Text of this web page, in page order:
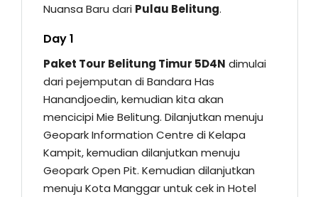
Nuansa Baru dari Pulau Belitung.
Day 1
Paket Tour Belitung Timur 5D4N dimulai
dari pejemputan di Bandara Has
Hanandjoedin, kemudian kita akan
mencicipi Mie Belitung. Dilanjutkan menuju
Geopark Information Centre di Kelapa
Kampit, kemudian dilanjutkan menuju
Geopark Open Pit. Kemudian dilanjutkan
menuju Kota Manggar untuk cek in Hotel